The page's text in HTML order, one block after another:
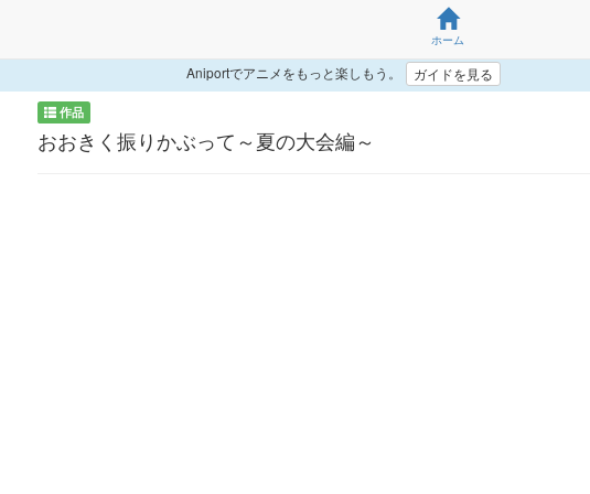
ホーム
Aniportでアニメをもっと楽しもう。 ガイドを見る
作品
おおきく振りかぶって～夏の大会編～